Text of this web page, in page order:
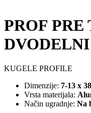
PROF PRE
DVODELNI
KUGELE PROFILE
Dimenzije: 7-13 x
Vrsta materijala:
Način ugradnje: Na